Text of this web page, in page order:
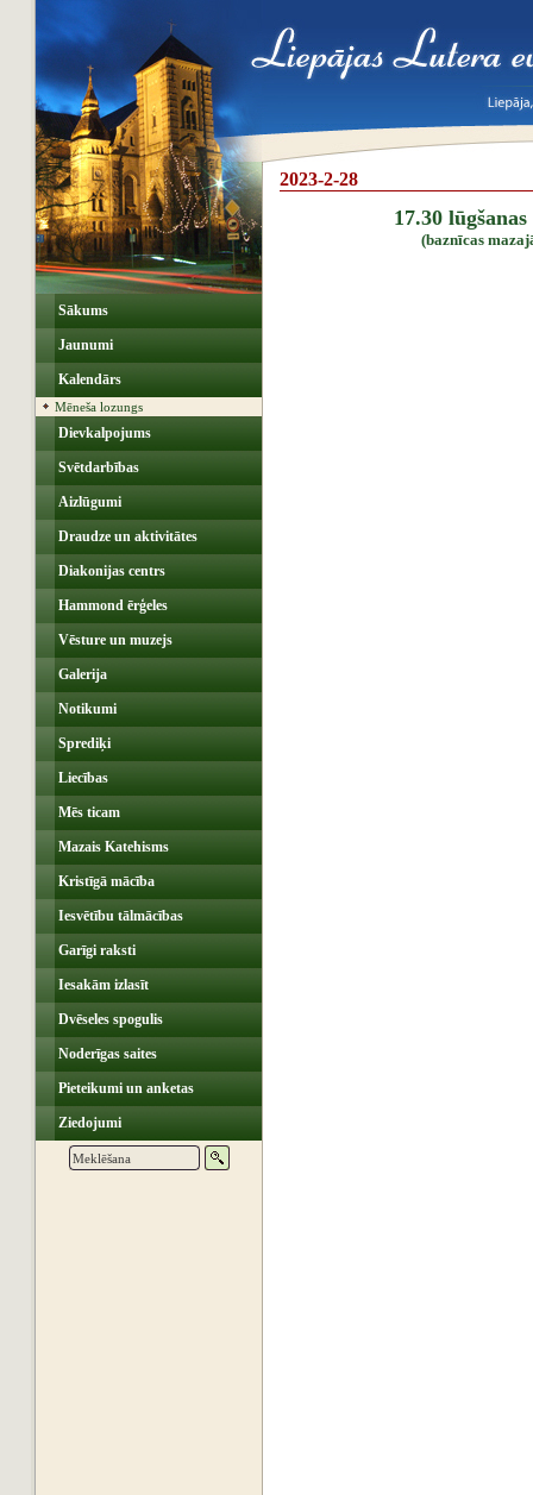
Sākums
Jaunumi
Kalendārs
Mēneša lozungs
Dievkalpojums
Svētdarbības
Aizlūgumi
Draudze un aktivitātes
Diakonijas centrs
Hammond ērģeles
Vēsture un muzejs
Galerija
Notikumi
Sprediķi
Liecības
Mēs ticam
Mazais Katehisms
Kristīgā mācība
Iesvētību tālmācības
Garīgi raksti
Iesakām izlasīt
Dvēseles spogulis
Noderīgas saites
Pieteikumi un anketas
Ziedojumi
2023-2-28
17.30
(baznīcas